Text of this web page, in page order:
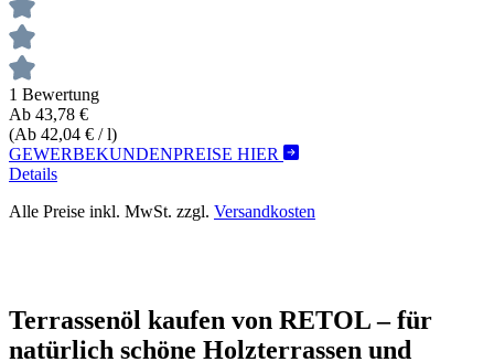
1 Bewertung
Ab 43,78 €
(Ab 42,04 € / l)
GEWERBEKUNDENPREISE HIER
Details
Alle Preise inkl. MwSt. zzgl. Versandkosten
Terrassenöl kaufen von RETOL – für
natürlich schöne Holzterrassen und